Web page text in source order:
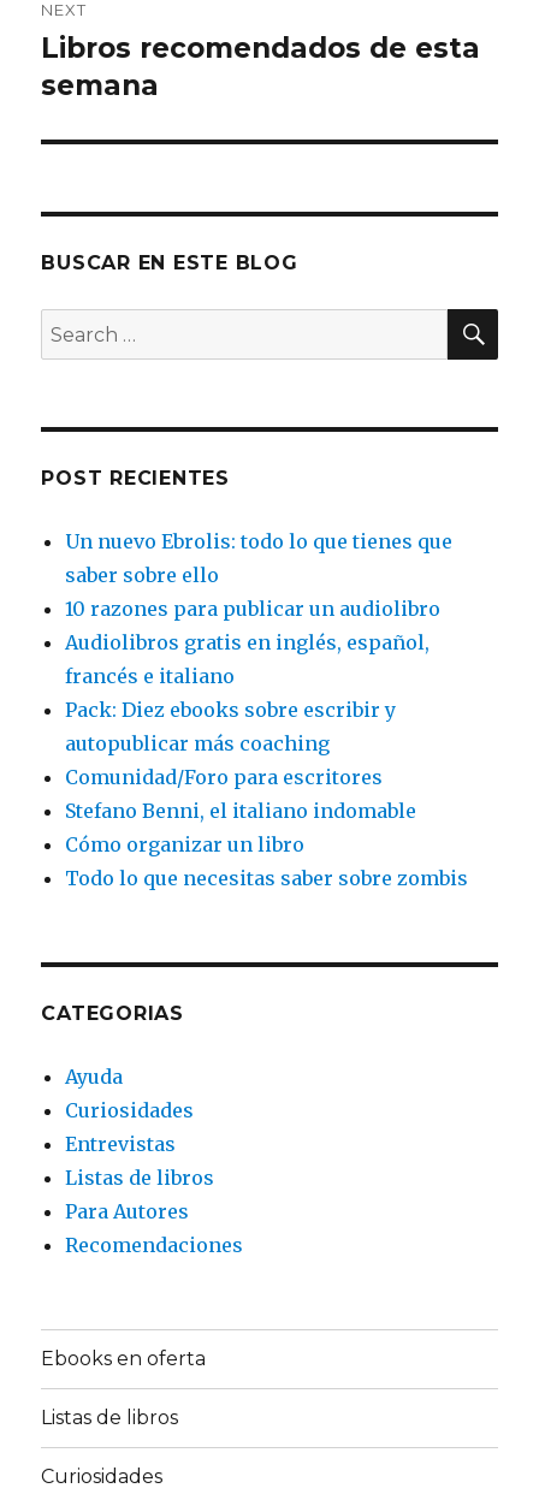
NEXT
Next
post:
Libros recomendados de esta
semana
BUSCAR EN ESTE BLOG
Search
for:
POST RECIENTES
Un nuevo Ebrolis: todo lo que tienes que
saber sobre ello
10 razones para publicar un audiolibro
Audiolibros gratis en inglés, español,
francés e italiano
Pack: Diez ebooks sobre escribir y
autopublicar más coaching
Comunidad/Foro para escritores
Stefano Benni, el italiano indomable
Cómo organizar un libro
Todo lo que necesitas saber sobre zombis
CATEGORIAS
Ayuda
Curiosidades
Entrevistas
Listas de libros
Para Autores
Recomendaciones
Ebooks en oferta
Listas de libros
Curiosidades